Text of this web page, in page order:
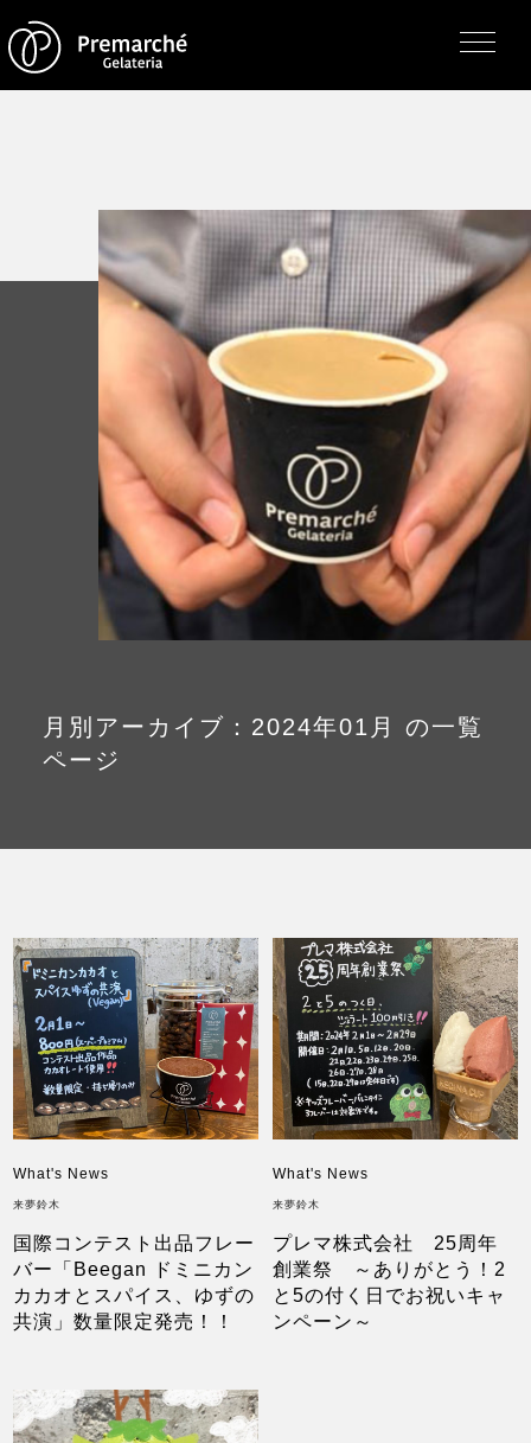
ジェラテリアの紹介
ジェラートについて
直営店・支店・分店
フレーバー（メニュー）
通販のご案内
お知らせ・メディア掲載
お問い合わせ
Columnコラム・連載
なぜジェラート作りを始めたのか？
ジェラートの機能性や素材について
譲れないこと、私たちの取り組み
月別アーカイブ：2024年01月 の一覧
ページ
What's News
来夢鈴木
国際コンテスト出品フレー
バー「Beegan ドミニカン
カカオとスパイス、ゆずの
共演」数量限定発売！！
What's News
来夢鈴木
プレマ株式会社 25周年
創業祭 ～ありがとう！2
と5の付く日でお祝いキャ
ンペーン～